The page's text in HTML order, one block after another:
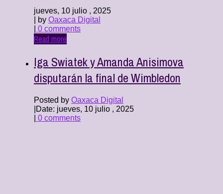
jueves, 10 julio , 2025
| by Oaxaca Digital
0 comments
Read more
Iga Swiatek y Amanda Anisimova
disputarán la final de Wimbledon
Posted by Oaxaca Digital
Date: jueves, 10 julio , 2025
0 comments